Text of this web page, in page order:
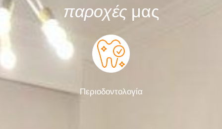
παροχές μας
Περιοδοντολογία